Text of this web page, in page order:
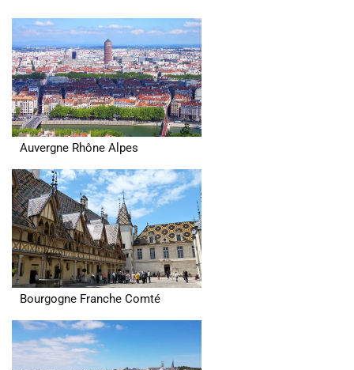
Auvergne Rhône Alpes
Bourgogne Franche Comté